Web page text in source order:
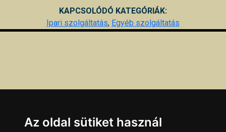
KAPCSOLÓDÓ KATEGÓRIÁK:
Ipari szolgáltatás, Egyéb szolgáltatás
Az oldal sütiket használ